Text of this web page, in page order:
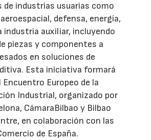
de industrias usuarias como
defensa, energía,
industria auxiliar, incluyendo
piezas y componentes a
en soluciones de
Esta iniciativa formará
Encuentro Europeo de la
Industrial, organizado por
CámaraBilbao y Bilbao
en colaboración con las
de España.